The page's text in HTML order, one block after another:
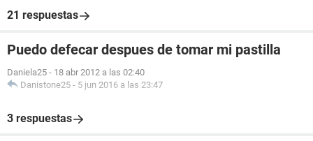
21 respuestas
Puedo defecar despues de tomar mi pastilla
Daniela25 - 18 abr 2012 a las 02:40
Danistone25 - 5 jun 2016 a las 23:47
3 respuestas